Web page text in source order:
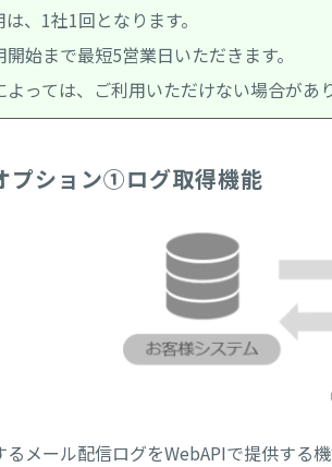
、1社1回となります。
始まで最短5営業日いただきます。
っては、ご利用いただけない場合があり
プション①ログ取得機能
メール配信ログをWebAPIで提供する機